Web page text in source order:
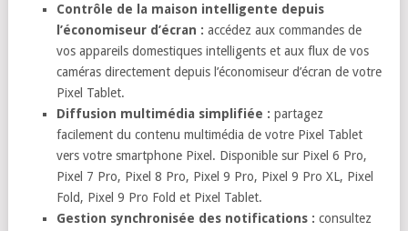
Contrôle de la maison intelligente depuis
l’économiseur d’écran : accédez aux commandes de
vos appareils domestiques intelligents et aux flux de vos
caméras directement depuis l’économiseur d’écran de votre
Pixel Tablet.
Diffusion multimédia simplifiée : partagez
facilement du contenu multimédia de votre Pixel Tablet
vers votre smartphone Pixel. Disponible sur Pixel 6 Pro,
Pixel 7 Pro, Pixel 8 Pro, Pixel 9 Pro, Pixel 9 Pro XL, Pixel
Fold, Pixel 9 Pro Fold et Pixel Tablet.
Gestion synchronisée des notifications : consultez